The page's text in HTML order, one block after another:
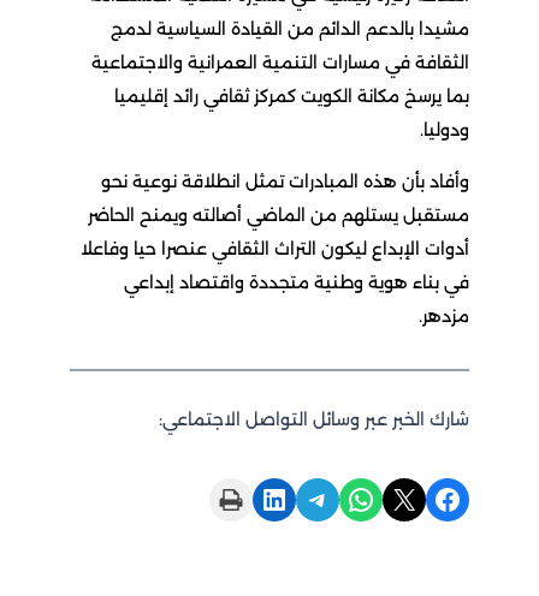
مشيدا بالدعم الدائم من القيادة السياسية لدمج
الثقافة في مسارات التنمية العمرانية والاجتماعية
بما يرسخ مكانة الكويت كمركز ثقافي رائد إقليميا
ودوليا.
وأفاد بأن هذه المبادرات تمثل انطلاقة نوعية نحو
مستقبل يستلهم من الماضي أصالته ويمنح الحاضر
أدوات الإبداع ليكون التراث الثقافي عنصرا حيا وفاعلا
في بناء هوية وطنية متجددة واقتصاد إبداعي
مزدهر.
شارك الخبر عبر وسائل التواصل الاجتماعي:
Share on Facebook
Share on X
Share on WhatsApp
Share on Telegram
Share on LinkedIn
Print this Page